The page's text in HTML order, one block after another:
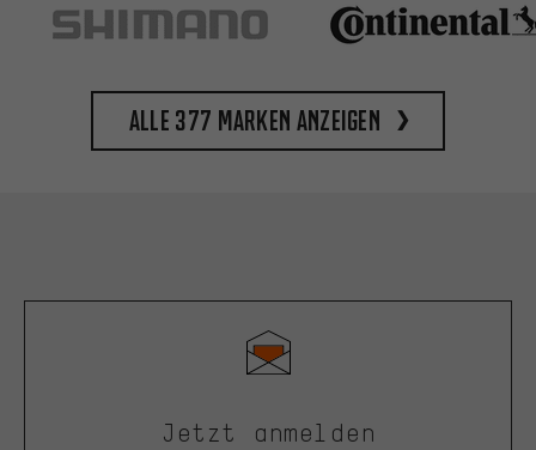
Alle 377 Marken anzeigen
Jetzt anmelden